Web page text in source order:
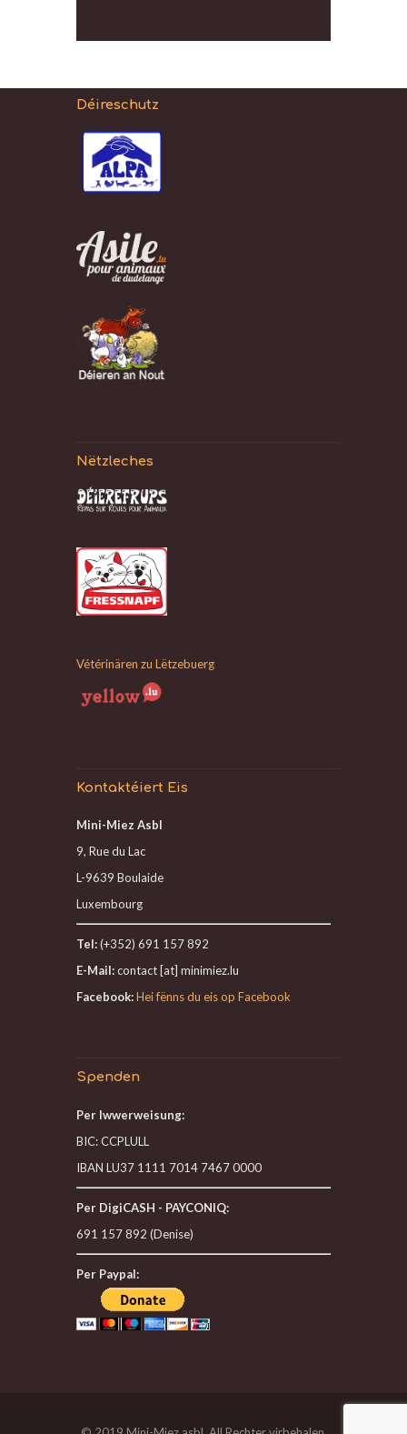
Déireschutz
Nëtzleches
Vétérinären zu Lëtzebuerg
Kontaktéiert Eis
Mini-Miez Asbl
9, Rue du Lac
L-9639 Boulaide
Luxembourg
Tel:(+352) 691 157 892
E-Mail:contact [at] minimiez.lu
Facebook:Hei fënns du eis op Facebook
Spenden
Per Iwwerweisung:
BIC: CCPLULL
IBAN LU37 1111 7014 7467 0000
Per DigiCASH - PAYCONIQ:
691 157 892 (Denise)
Per Paypal: